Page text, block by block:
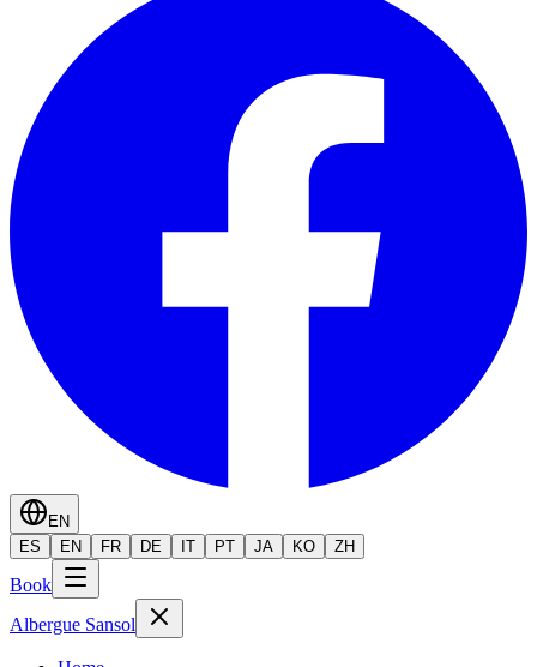
EN
ES
EN FR DE IT PT JA KO ZH
Book
Albergue Sansol